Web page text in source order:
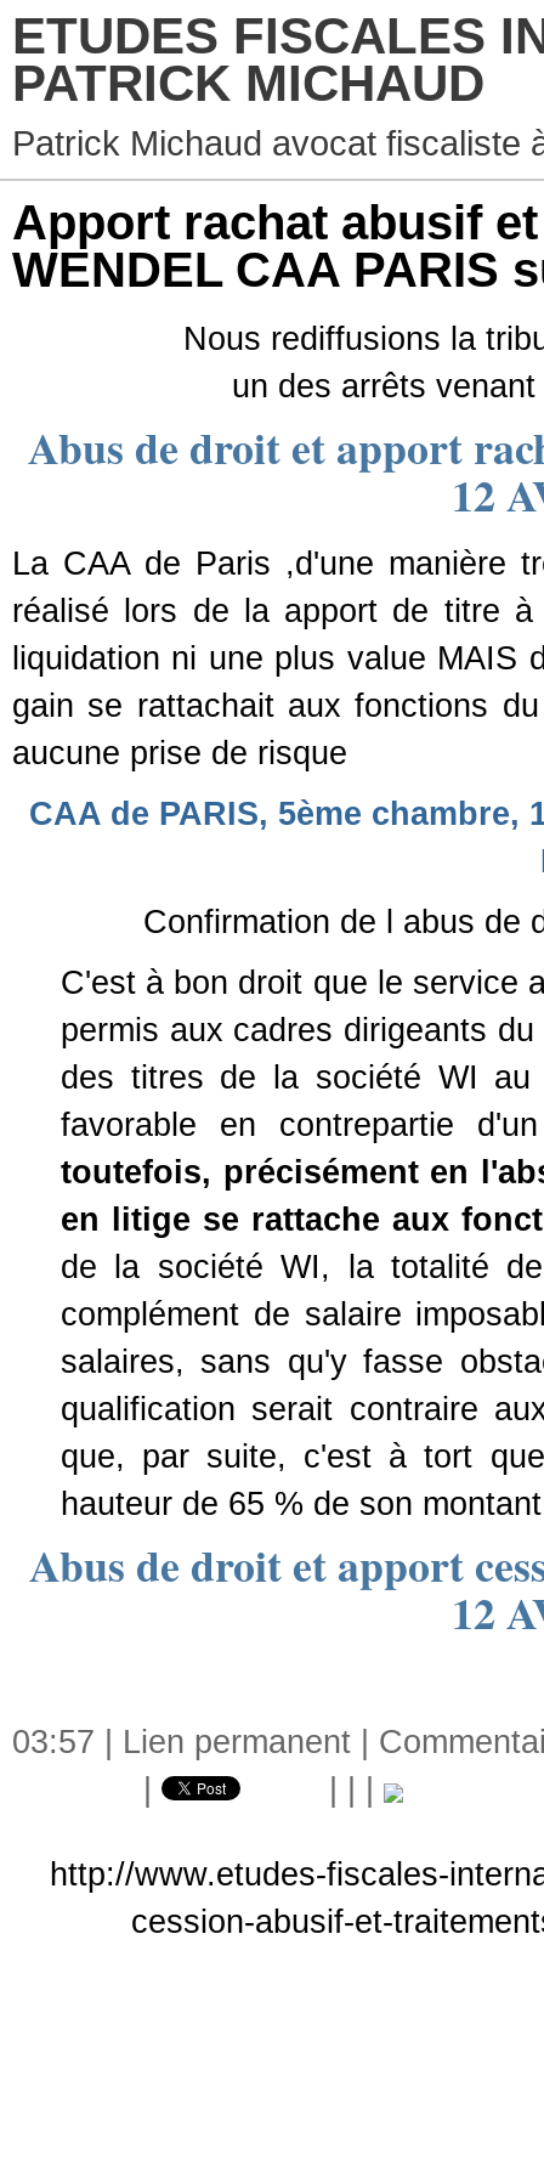
ETUDES FISCALES
PATRICK MICHAUD
Patrick Michaud avocat fiscaliste
Apport rachat abusif
WENDEL CAA PARIS
Nous rediffusions la
un des arrêts
Abus de droit et apport
12
La CAA de Paris ,d'une manière
réalisé lors de la apport de titre
liquidation ni une plus value MAIS
gain se rattachait aux fonctions
aucune prise de risque
CAA de PARIS, 5ème chambre,
Confirmation de l abus de
C'est à bon droit que le service
permis aux cadres dirigeants
des titres de la société WI
favorable en contrepartie
toutefois, précisément en
en litige se rattache aux
de la société WI, la totalité
complément de salaire
salaires, sans qu'y fasse
qualification serait contraire
que, par suite, c'est à tort
hauteur de 65 % de son
Abus de droit et apport
12
03:57 | Lien permanent
http://www.etudes-fiscales-
cession-abusif-et-